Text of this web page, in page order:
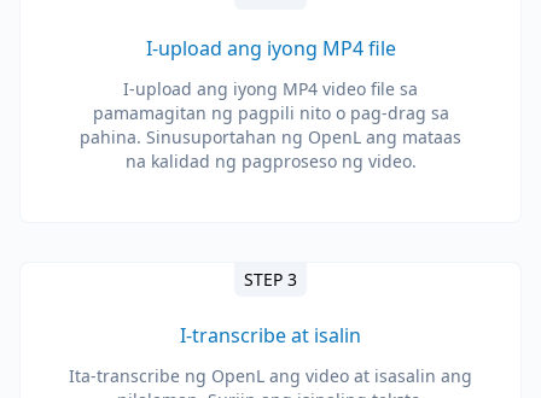
I-upload ang iyong MP4 file
I-upload ang iyong MP4 video file sa
pamamagitan ng pagpili nito o pag-drag sa
pahina. Sinusuportahan ng OpenL ang mataas
na kalidad ng pagproseso ng video.
STEP 3
I-transcribe at isalin
Ita-transcribe ng OpenL ang video at isasalin ang